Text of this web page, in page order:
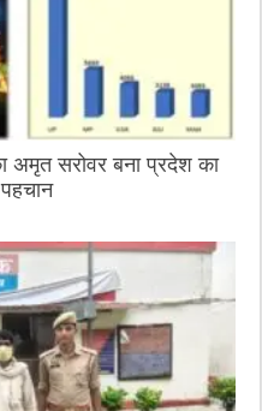
अमृत सरोवर बना प्रदेश का